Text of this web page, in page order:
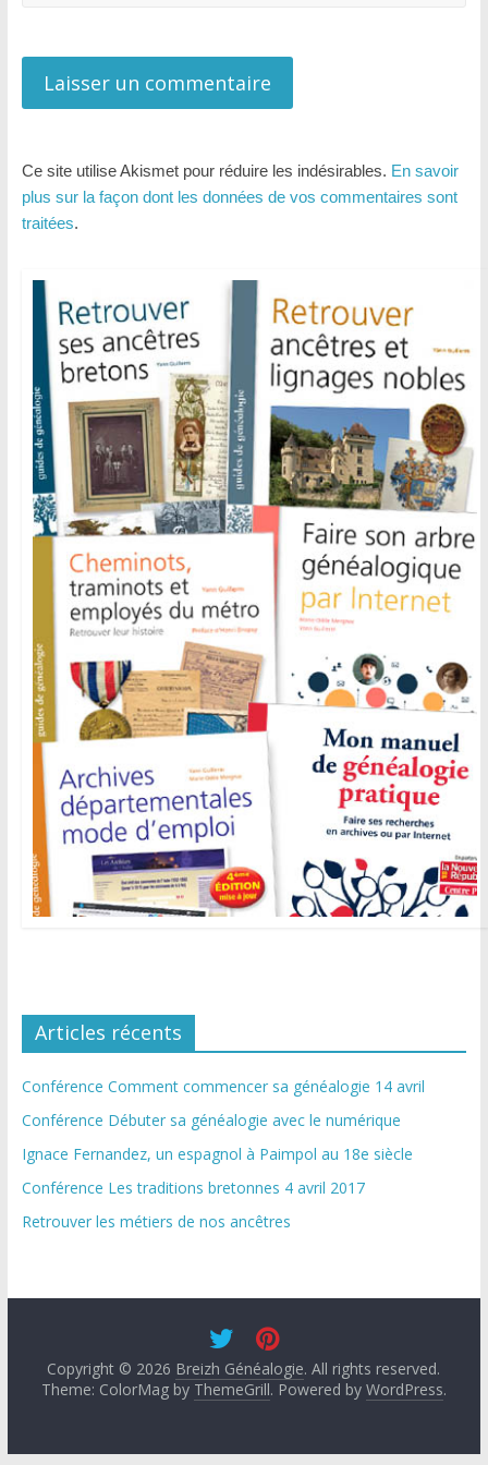
Ce site utilise Akismet pour réduire les indésirables. En savoir
plus sur la façon dont les données de vos commentaires sont
traitées.
Articles récents
Conférence Comment commencer sa généalogie 14 avril
Conférence Débuter sa généalogie avec le numérique
Ignace Fernandez, un espagnol à Paimpol au 18e siècle
Conférence Les traditions bretonnes 4 avril 2017
Retrouver les métiers de nos ancêtres
Copyright © 2026 Breizh Généalogie. All rights reserved.
Theme: ColorMag by ThemeGrill. Powered by WordPress.